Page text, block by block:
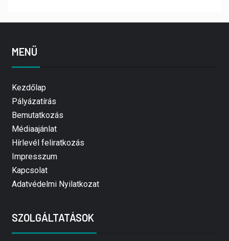
MENÜ
Kezdőlap
Pályázatírás
Bemutatkozás
Médiaajánlat
Hírlevél feliratkozás
Impresszum
Kapcsolat
Adatvédelmi Nyilatkozat
SZOLGÁLTATÁSOK